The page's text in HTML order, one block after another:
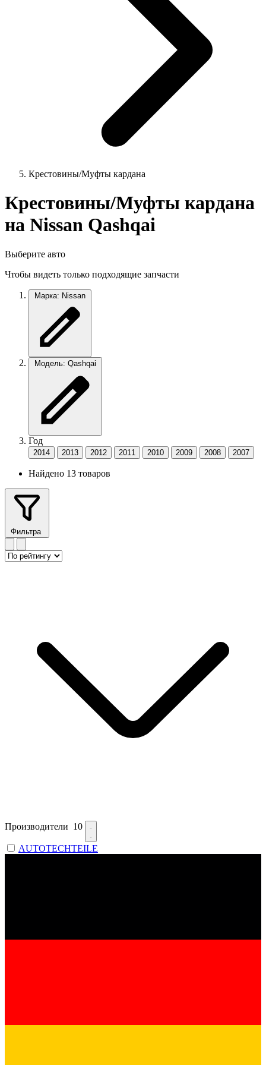
Крестовины/Муфты кардана
Крестовины/Муфты кардана
на Nissan Qashqai
Выберите авто
Чтобы видеть только подходящие запчасти
Марка: Nissan
Модель: Qashqai
Год
2014 2013 2012 2011 2010 2009 2008 2007
Найдено 13 товаров
Фильтра
Производители 10
AUTOTECHTEILE